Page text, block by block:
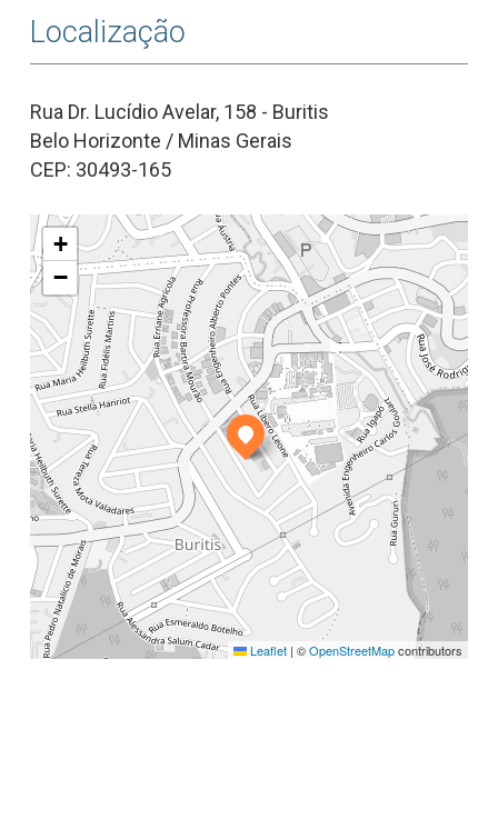
Localização
Rua Dr. Lucídio Avelar, 158 - Buritis
Belo Horizonte / Minas Gerais
CEP: 30493-165
+
−
Leaflet | ©OpenStreetMapcontributors